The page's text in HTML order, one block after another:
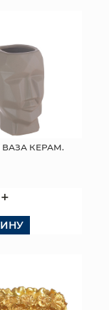
ВАЗА КЕРАМ.
+